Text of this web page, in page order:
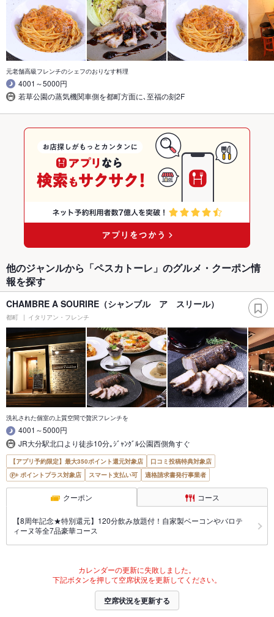
元老舗高級フレンチのシェフのおりなす料理
4001～5000円
若草公園の蒸気機関車側を都町方面に､至福の刻2F
他のジャンルから「ペスカトーレ」のグルメ・クーポン情
報を探す
CHAMBRE A SOURIRE（シャンブル ア スリール）
都町 イタリアン・フレンチ
洗礼された個室の上質空間で贅沢フレンチを
4001～5000円
JR大分駅北口より徒歩10分｡ｼﾞｬﾝｸﾞﾙ公園西側角すぐ
【アプリ予約限定】最大350ポイント還元対象店
口コミ投稿特典対象店
ポイントプラス対象店
スマート支払い可 適格請求書発行事業者
クーポン コース
【8周年記念★特別還元】120分飲み放題付！自家製ベーコンやバロテ
ィーヌ等全7品豪華コース
カレンダーの更新に失敗しました。
下記ボタンを押して空席状況を更新してください。
空席状況を更新する